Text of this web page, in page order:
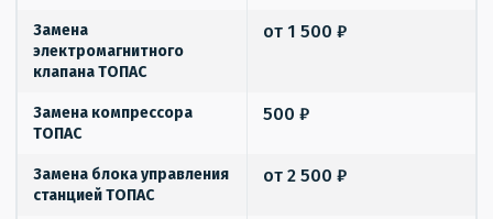
Замена
электромагнитного
клапана ТОПАС
Замена компрессора
ТОПАС
Замена блока управления
станцией ТОПАС
от 1 500 ₽
500 ₽
от 2 500 ₽